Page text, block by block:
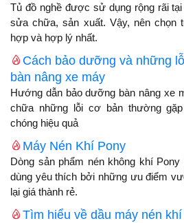
Tủ đồ nghề được sử dụng rộng rãi
sửa chữa, sản xuất. Vậy, nên chọn
hợp và hợp lý nhất.
Cách bảo dưỡng và những
bàn nâng xe máy
Hướng dẫn bảo dưỡng bàn nâng xe
chữa những lỗi cơ bản thường
chóng hiệu quả
Máy Nén Khí Pony
Dòng sản phẩm nén không khí
dùng yêu thích bởi những ưu điểm
lại giá thành rẻ.
Tìm hiểu về dầu máy nén khí